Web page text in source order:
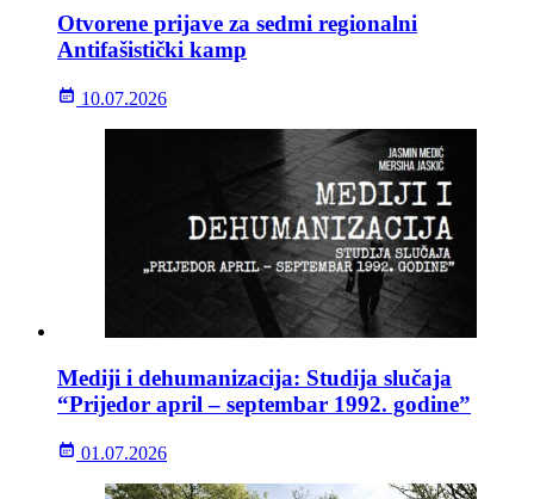
Otvorene prijave za sedmi regionalni
Antifašistički kamp
10.07.2026
Mediji i dehumanizacija: Studija slučaja
“Prijedor april – septembar 1992. godine”
01.07.2026